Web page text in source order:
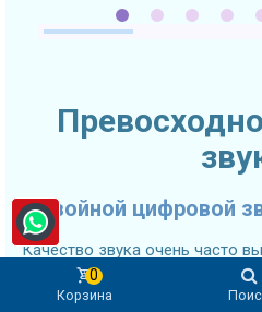
Двойной цифровой
Качество звука очень часто
выборе автомобильного
Trend 2K Ultra-Premium
Корзина
0